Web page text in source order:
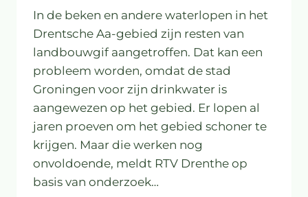
In de beken en andere waterlopen in het
Drentsche Aa-gebied zijn resten van
landbouwgif aangetroffen. Dat kan een
probleem worden, omdat de stad
Groningen voor zijn drinkwater is
aangewezen op het gebied. Er lopen al
jaren proeven om het gebied schoner te
krijgen. Maar die werken nog
onvoldoende, meldt RTV Drenthe op
basis van onderzoek…